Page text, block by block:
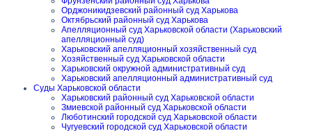
Орджоникидзевский районный суд Харькова
Октябрьский районный суд Харькова
Апелляционный суд Харьковской области (Харьковский
апелляционный суд)
Харьковский апелляционный хозяйственный суд
Хозяйственный суд Харьковской области
Харьковский окружной административный суд
Харьковский апелляционный административный суд
Суды Харьковской области
Харьковский районный суд Харьковской области
Змиевской районный суд Харьковской области
Люботинский городской суд Харьковской области
Чугуевский городской суд Харьковской области